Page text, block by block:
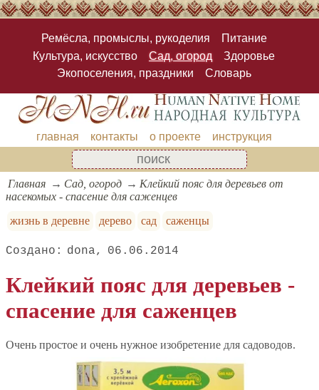
Ремёсла, промыслы, рукоделия
Питание
Культура, искусство
Сад, огород
Здоровье
Экопоселения, праздники
Словарь
главная контакты о проекте инструкция
Главная Сад, огород
Клейкий пояс для деревьев от
насекомых - спасение для саженцев
жизнь в деревне
дерево сад саженцы
dona 06.06.2014
Клейкий пояс для деревьев -
спасение для саженцев
Очень простое и очень нужное изобретение для садоводов.